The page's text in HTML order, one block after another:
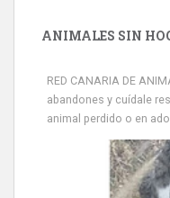
ANIMALES SIN
RED CANARIA DE
abandones y cuídale
animal perdido o en